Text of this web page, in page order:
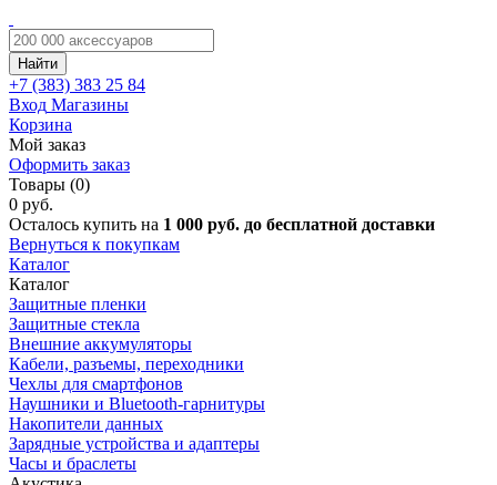
Найти
+7 (383) 383 25 84
Вход Магазины
Корзина
Мой заказ
Оформить заказ
Товары (0)
0 руб.
Осталось купить на 1 000 руб. до бесплатной доставки
Вернуться к покупкам
Каталог
Каталог
Защитные пленки
Защитные стекла
Внешние аккумуляторы
Кабели, разъемы, переходники
Чехлы для смартфонов
Наушники и Bluetooth-гарнитуры
Накопители данных
Зарядные устройства и адаптеры
Часы и браслеты